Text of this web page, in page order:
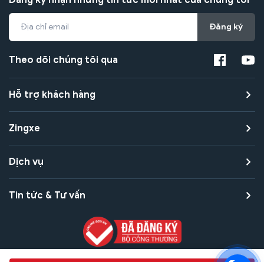
Đăng ký
Theo dõi chúng tôi qua
Hỗ trợ khách hàng
Zingxe
Dịch vụ
Tin tức & Tư vấn